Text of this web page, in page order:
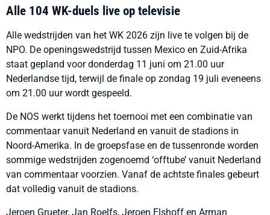
Alle 104 WK-duels live op televisie
Alle wedstrijden van het WK 2026 zijn live te volgen bij de
NPO. De openingswedstrijd tussen Mexico en Zuid-Afrika
staat gepland voor donderdag 11 juni om 21.00 uur
Nederlandse tijd, terwijl de finale op zondag 19 juli eveneens
om 21.00 uur wordt gespeeld.
De NOS werkt tijdens het toernooi met een combinatie van
commentaar vanuit Nederland en vanuit de stadions in
Noord-Amerika. In de groepsfase en de tussenronde worden
sommige wedstrijden zogenoemd ‘offtube’ vanuit Nederland
van commentaar voorzien. Vanaf de achtste finales gebeurt
dat volledig vanuit de stadions.
Jeroen Grueter, Jan Roelfs, Jeroen Elshoff en Arman